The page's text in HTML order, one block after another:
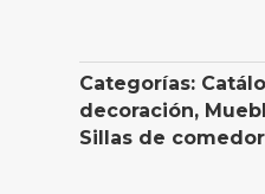
Categorías:
decoración,
Sillas de